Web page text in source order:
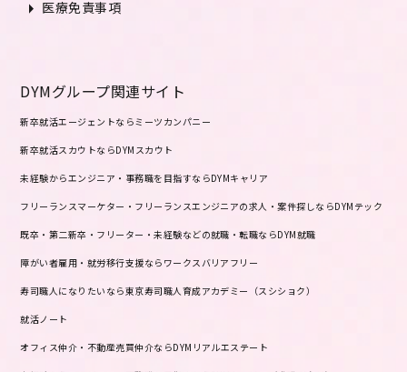
arrow_right 医療免責事項
DYMグループ関連サイト
新卒就活エージェントならミーツカンパニー
新卒就活スカウトならDYMスカウト
未経験からエンジニア・事務職を目指すならDYMキャリア
フリーランスマーケター・フリーランスエンジニアの求人・案件探しならDYMテック
既卒・第二新卒・フリーター・未経験などの就職・転職ならDYM就職
障がい者雇用・就労移行支援ならワークスバリアフリー
寿司職人になりたいなら東京寿司職人育成アカデミー（スシショク）
就活ノート
オフィス仲介・不動産売買仲介ならDYMリアルエステート